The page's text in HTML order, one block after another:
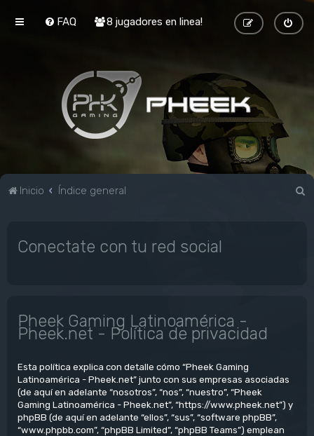
FAQ 8 jugadores en linea!
Inicio Índice general
Conectate con tu red social
Pheek Gaming Latinoamérica -
Pheek.net - Política de privacidad
Esta política explica con detalle cómo “Pheek Gaming
Latinoamérica - Pheek.net” junto con sus empresas asociadas
(de aquí en adelante “nosotros”, “nos”, “nuestro”, “Pheek
Gaming Latinoamérica - Pheek.net”, “https://www.pheek.net”) y
phpBB (de aquí en adelante “ellos”, “sus”, “software phpBB”,
“www.phpbb.com”, “phpBB Limited”, “phpBB Teams”) emplean